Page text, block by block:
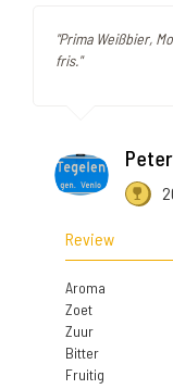
"Prima Weißbier,
fris."
Review
Aroma
Zoet
Zuur
Bitter
Fruitig